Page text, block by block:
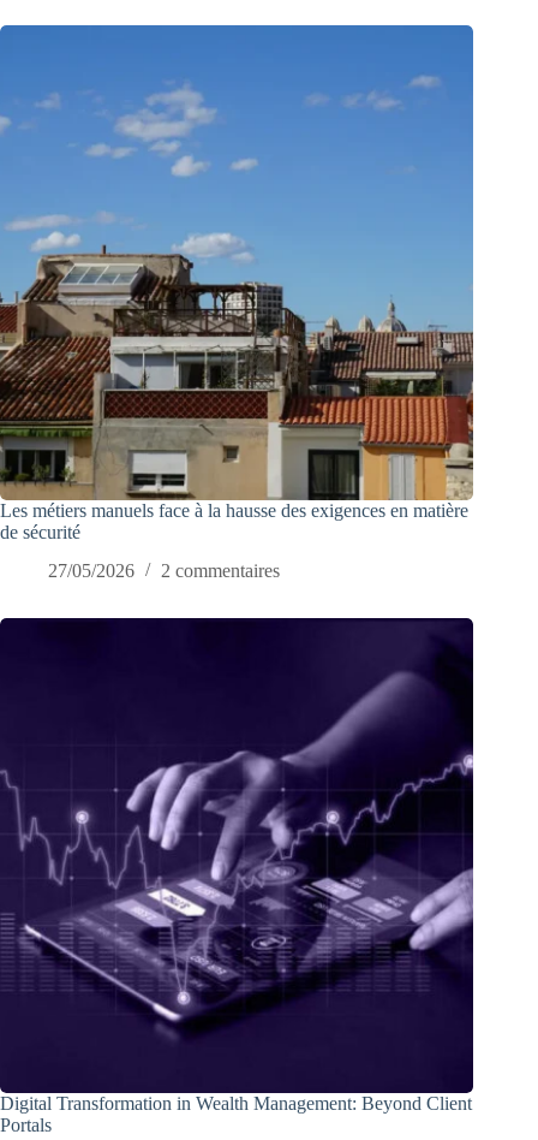
Les métiers manuels face à la hausse des exigences en matière
de sécurité
27/05/2026
2 commentaires
Digital Transformation in Wealth Management: Beyond Client
Portals